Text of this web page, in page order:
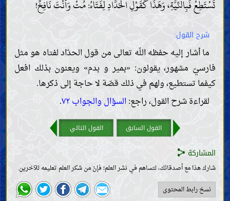
تَسْتَطِعْ فَبِالنِّيَّةِ، وَهَذَا كَقَوْلِ الْحَدَّادِ لِفَتَاهُ: مُتْ وَأَنْتَ نَافِخٌ!
شرح القول:
ما أشار إليه حفظه اللّه تعالى من قول الحدّاد لفتاه هو مثل
فارسيّ مشهور، يقولون: «بمير و بدم» ويعنون بذلك افعل
كيفما تستطيع، ولهم في ذلك قصّة لا حاجة إلى ذكرها.
لقراءة شرح القول، راجع:السؤال والجواب ٧٢ .
القول السابق القول التالي
المشاركة
شارك هذا مع أصدقائك، لتساهم في نشر العلم؛ فإنّ من شكر العلم تعليمه للآخرين.
نسخ رابط المحتوى
صفات العلماء وواجباتهم
كتاب اللّه
حجّيّة القرآن وصفاته
تفسير بعض آيات القرآن
خليفة اللّه
ضرورة خليفة اللّه وصفاته
الروايات الواردة عن خلفاء اللّه
العقائد
معرفة اللّه؛ وجوده وصفاته وأفعاله
معرفة خلفاء اللّه
صفات النبيّ الخاتم وسيرته
خصائص النبيّ الخاتم
أصحاب النبيّ الخاتم وأزواجه
صفات أهل بيت النبيّ الخاتم وسيرتهم
ما يتعلّق بالمهديّ